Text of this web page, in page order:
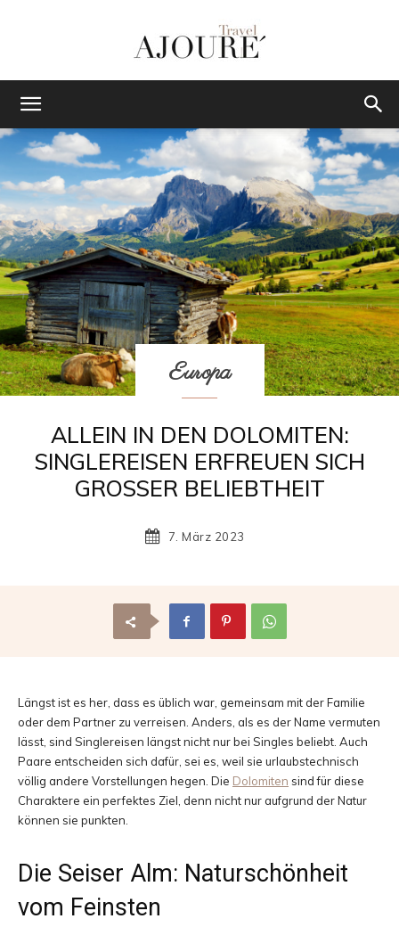
TRAVEL
|
Das
Reisemagazin
Urlaubszielen
Europa
ALLEIN IN DEN DOLOMITEN:
SINGLEREISEN ERFREUEN SICH
GROSSER BELIEBTHEIT
7. März 2023
Längst ist es her, dass es üblich war, gemeinsam mit der Familie
oder dem Partner zu verreisen. Anders, als es der Name vermuten
lässt, sind Singlereisen längst nicht nur bei Singles beliebt. Auch
Paare entscheiden sich dafür, sei es, weil sie urlaubstechnisch
völlig andere Vorstellungen hegen. Die Dolomiten sind für diese
Charaktere ein perfektes Ziel, denn nicht nur aufgrund der Natur
können sie punkten.
Die Seiser Alm: Naturschönheit
vom Feinsten